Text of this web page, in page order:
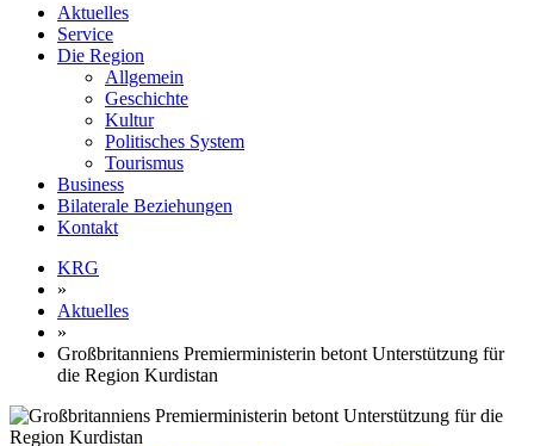
Aktuelles
Service
Die Region
Allgemein
Geschichte
Kultur
Politisches System
Tourismus
Business
Bilaterale Beziehungen
Kontakt
KRG
»
Aktuelles
»
Großbritanniens Premierministerin betont Unterstützung für
die Region Kurdistan